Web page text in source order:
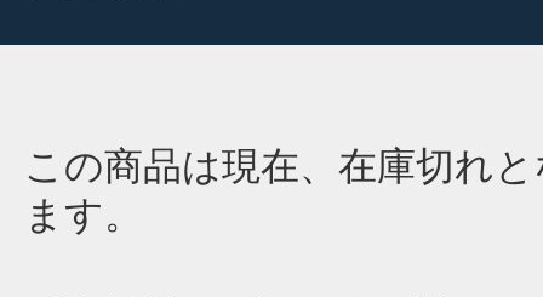
この商品は現在、在庫切れ
ます。